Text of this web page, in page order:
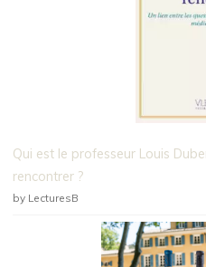
Qui est le professeur Louis
rencontrer ?
by LecturesB